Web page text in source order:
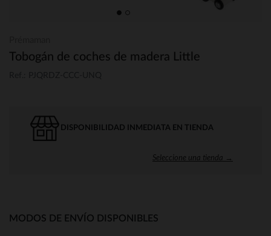
Tobogán de coches de madera Little
DISPONIBILIDAD INMEDIATA EN TIENDA
Seleccione una tienda →
MODOS DE ENVÍO DISPONIBLES